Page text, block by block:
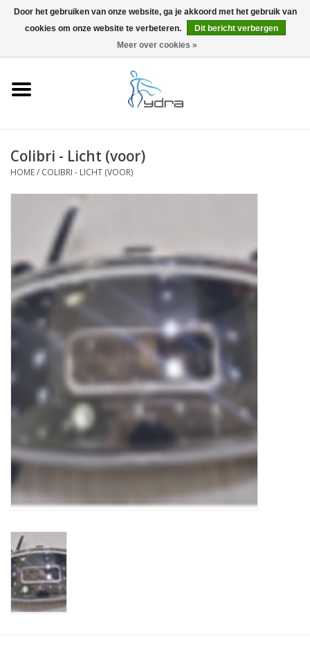
0 Artikelen - €0,00
Accessoires
Blog
Colibri - Licht (voor)
HOME/ COLIBRI - LICHT (VOOR)
Door het gebruiken van onze website, ga je akkoord met het gebruik van
cookies om onze website te verbeteren.
Dit bericht verbergen
Meer over cookies »